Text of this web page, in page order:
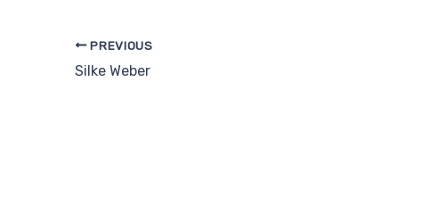
PREVIOUS
Silke Weber